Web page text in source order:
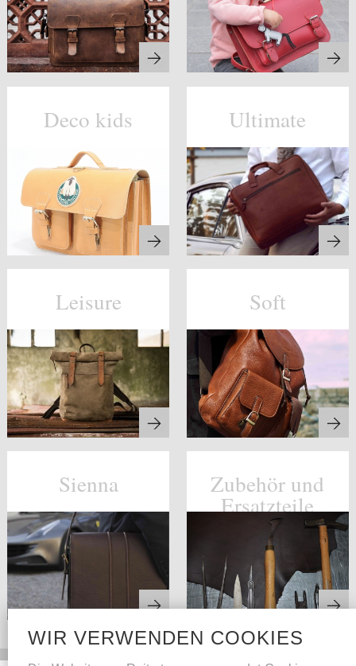
Deco kids Ultimate
Leisure Soft
Sienna Zubehör und
Ersatzteile
WIR VERWENDEN COOKIES